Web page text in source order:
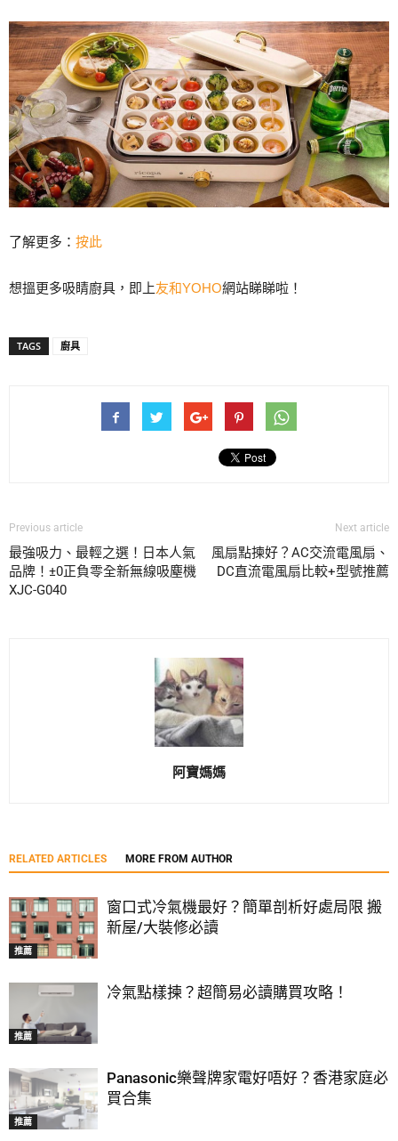
了解更多： 按此
想搵更多吸睛廚具，即上友和YOHO網站睇睇啦！
TAGS 廚具
Previous article
最強吸力、最輕之選！日本人氣
品牌！±0正負零全新無線吸塵機
XJC-G040
Next article
風扇點揀好？AC交流電風扇、
DC直流電風扇比較+型號推薦
阿寶媽媽
RELATED ARTICLES MORE FROM AUTHOR
推薦
窗口式冷氣機最好？簡單剖析好處局限 搬
新屋/大裝修必讀
推薦
冷氣點樣揀？超簡易必讀購買攻略！
推薦
Panasonic樂聲牌家電好唔好？香港家庭必
買合集